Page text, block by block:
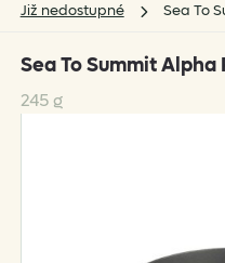
Již nedostupné Sea To
Sea To Summit Alpha
245 g